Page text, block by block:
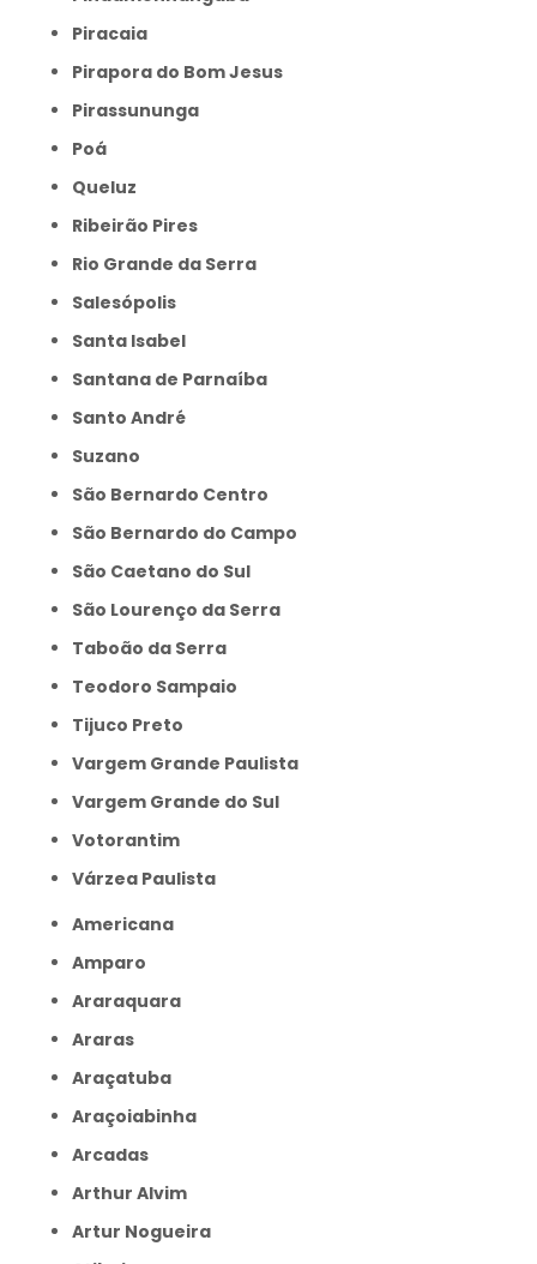
Piracaia
Pirapora do Bom Jesus
Pirassununga
Poá
Queluz
Ribeirão Pires
Rio Grande da Serra
Salesópolis
Santa Isabel
Santana de Parnaíba
Santo André
Suzano
São Bernardo Centro
São Bernardo do Campo
São Caetano do Sul
São Lourenço da Serra
Taboão da Serra
Teodoro Sampaio
Tijuco Preto
Vargem Grande Paulista
Vargem Grande do Sul
Votorantim
Várzea Paulista
Americana
Amparo
Araraquara
Araras
Araçatuba
Araçoiabinha
Arcadas
Arthur Alvim
Artur Nogueira